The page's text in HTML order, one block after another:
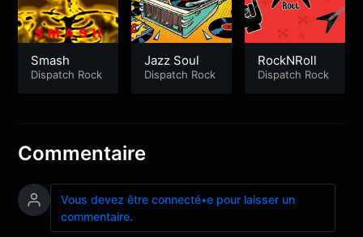
Smash
Dispatch Rock
Jazz Soul
Dispatch Rock
RockNRoll
Dispatch Rock
Commentaire
Vous devez être connecté•e pour laisser un
commentaire.